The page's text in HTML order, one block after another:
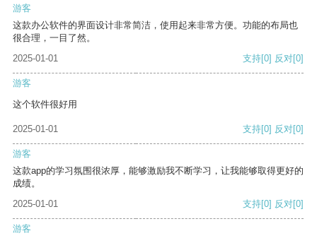
游客
这款办公软件的界面设计非常简洁，使用起来非常方便。功能的布局也
很合理，一目了然。
2025-01-01
支持[0] 反对[0]
游客
这个软件很好用
2025-01-01 支持[0] 反对[0]
游客
这款app的学习氛围很浓厚，能够激励我不断学习，让我能够取得更好的
成绩。
2025-01-01
支持[0] 反对[0]
游客